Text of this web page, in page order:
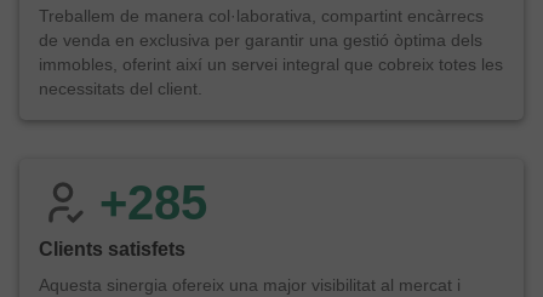
Treballem de manera col·laborativa, compartint encàrrecs
de venda en exclusiva per garantir una gestió òptima dels
immobles, oferint així un servei integral que cobreix totes les
necessitats del client.
+300
Clients satisfets
Aquesta sinergia ofereix una major visibilitat al mercat i